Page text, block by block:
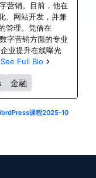
营销。目前，他在
、网站开发，并兼
管理。凭借在
字营销方面的专业
业提升在线曝光
See Full Bio
金融
课程2025-10